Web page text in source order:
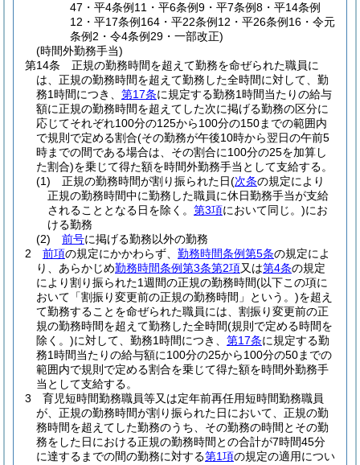
47・平4条例11・平6条例9・平7条例8・平14条例
12・平17条例164・平22条例12・平26条例16・令元
条例2・令4条例29・一部改正)
(時間外勤務手当)
第14条
正規の勤務時間を超えて勤務を命ぜられた職員に
は、正規の勤務時間を超えて勤務した全時間に対して、勤
務1時間につき、 第17条に規定する勤務1時間当たりの給与
額に正規の勤務時間を超えてした次に掲げる勤務の区分に
応じてそれぞれ100分の125から100分の150までの範囲内
で規則で定める割合(その勤務が午後10時から翌日の午前5
時までの間である場合は、その割合に100分の25を加算し
た割合)を乗じて得た額を時間外勤務手当として支給する。
(1)
正規の勤務時間が割り振られた日(次条の規定により
正規の勤務時間中に勤務した職員に休日勤務手当が支給
されることとなる日を除く。 第3項において同じ。)にお
ける勤務
(2)
前号に掲げる勤務以外の勤務
2
前項の規定にかかわらず、 勤務時間条例第5条の規定によ
り、あらかじめ勤務時間条例第3条第2項又は第4条の規定
により割り振られた1週間の正規の勤務時間(以下この項に
おいて「割振り変更前の正規の勤務時間」という。)を超え
て勤務することを命ぜられた職員には、割振り変更前の正
規の勤務時間を超えて勤務した全時間(規則で定める時間を
除く。)に対して、勤務1時間につき、 第17条に規定する勤
務1時間当たりの給与額に100分の25から100分の50までの
範囲内で規則で定める割合を乗じて得た額を時間外勤務手
当として支給する。
3
育児短時間勤務職員等又は定年前再任用短時間勤務職員
が、正規の勤務時間が割り振られた日において、正規の勤
務時間を超えてした勤務のうち、その勤務の時間とその勤
務をした日における正規の勤務時間との合計が7時間45分
に達するまでの間の勤務に対する第1項の規定の適用につい